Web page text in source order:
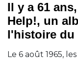
Il y a 61
Help!, un
l'histoire du
Le 6 août 1965,